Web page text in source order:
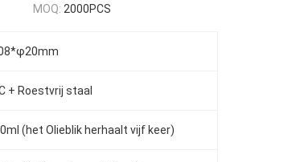
MOQ: 2000PCS
+ Roestvrij staal
(het Olieblik herhaalt vijf keer)